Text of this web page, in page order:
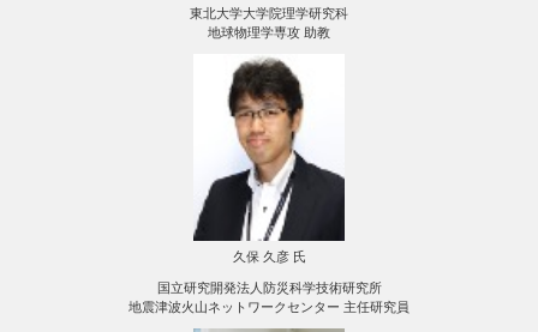
東北大学大学院理学研究科
地球物理学専攻 助教
久保 久彦 氏
国立研究開発法人防災科学技術研究所
地震津波火山ネットワークセンター 主任研究員